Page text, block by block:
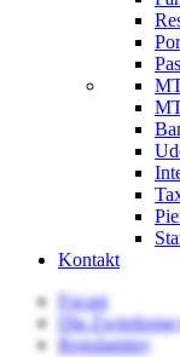
Kontakt
Focast
Dla
Regulaminy